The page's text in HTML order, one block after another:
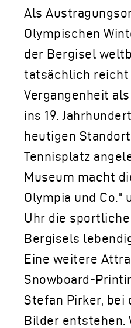
Als
Olympischen
der Bergisel
tatsächlich reicht
Vergangenheit
ins 19.
heutigen
Tennisplatz
Museum macht
Olympia und Co.“
Uhr die
Bergisels
Eine weitere
Snowboard-
Stefan Pirker, bei
Bilder entstehen.